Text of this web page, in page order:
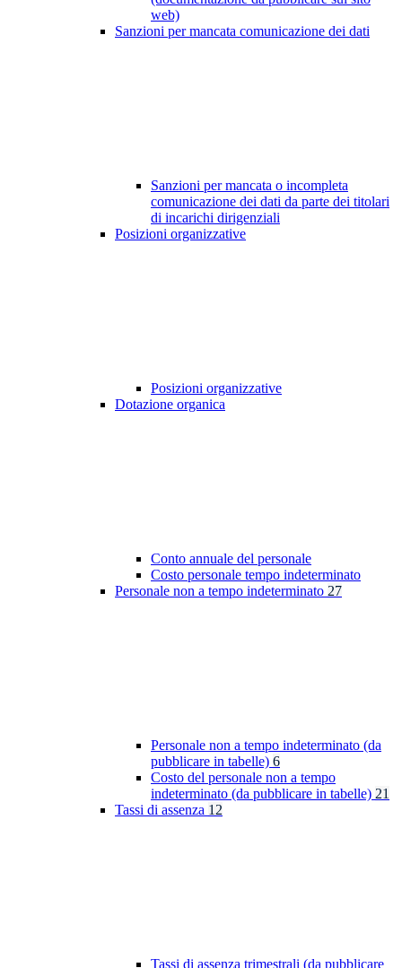
web)
Sanzioni per mancata comunicazione dei dati
Sanzioni per mancata o incompleta
comunicazione dei dati da parte dei titolari
di incarichi dirigenziali
Posizioni organizzative
Posizioni organizzative
Dotazione organica
Conto annuale del personale
Costo personale tempo indeterminato
Personale non a tempo indeterminato 27
Personale non a tempo indeterminato (da
pubblicare in tabelle) 6
Costo del personale non a tempo
indeterminato (da pubblicare in tabelle) 21
Tassi di assenza 12
Tassi di assenza trimestrali (da pubblicare